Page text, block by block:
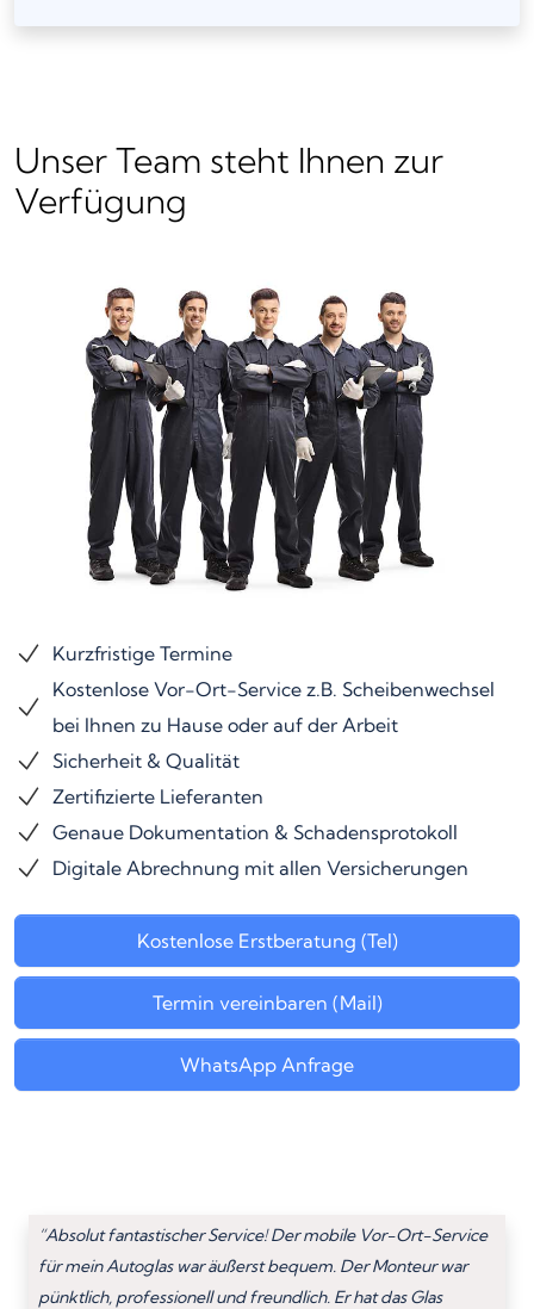
Unser Team steht Ihnen zur
Verfügung
Kurzfristige Termine
Kostenlose Vor-Ort-Service z.B. Scheibenwechsel
bei Ihnen zu Hause oder auf der Arbeit
Sicherheit & Qualität
Zertifizierte Lieferanten
Genaue Dokumentation & Schadensprotokoll
Digitale Abrechnung mit allen Versicherungen
Kostenlose Erstberatung (Tel)
Termin vereinbaren (Mail)
WhatsApp Anfrage
“Absolut fantastischer Service! Der mobile Vor-Ort-Service
für mein Autoglas war äußerst bequem. Der Monteur war
pünktlich, professionell und freundlich. Er hat das Glas